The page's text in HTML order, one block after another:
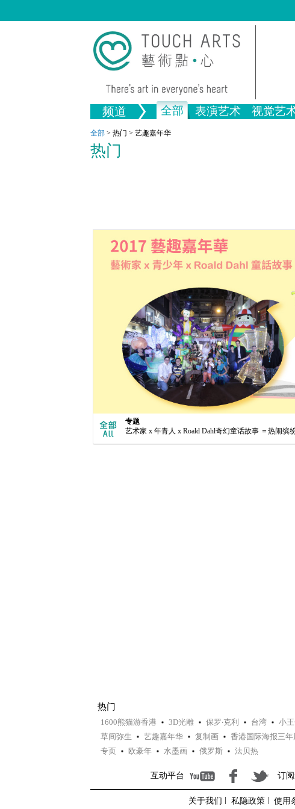
频道 全部 表演艺术 视觉艺
音乐
绘画
生活
全部 > 热门 > 艺趣嘉年华
热门
专题
艺术家 x 年青人 x Roald Dahl奇幻童话故事 ＝热闹缤
热门
1600熊猫游香港 3D光雕 保罗‧克利 台湾 小
草间弥生
艺趣嘉年华 复制画 香港国际海报三年
专页
欧豪年 水墨画 俄罗斯 法贝热
互动平台 订
关于我们 私隐政策 使用